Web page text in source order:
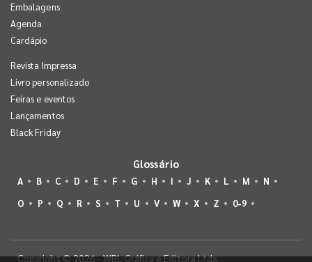
Embalagens
Agenda
Cardápio
Revista Impressa
Livro personalizado
Feiras e eventos
Lançamentos
Black Friday
Glossário
A B C D E F G H I J K L M
N
O
P Q R S T U V W X Z 0-9
Copyright © 2026 - WBL Gráfica e Editora Ltda.